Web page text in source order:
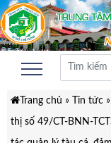
Trang chủ » Tin tức»
thị số 49/CT-BNN-